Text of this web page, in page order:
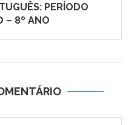
PERÍODO
– 8º ANO